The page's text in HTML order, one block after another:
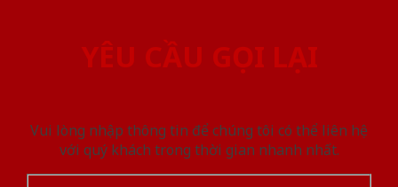
YÊU CẦU GỌI LẠI
Vui lòng nhập thông tin để chúng tôi có thể liên hệ
với quý khách trong thời gian nhanh nhất.